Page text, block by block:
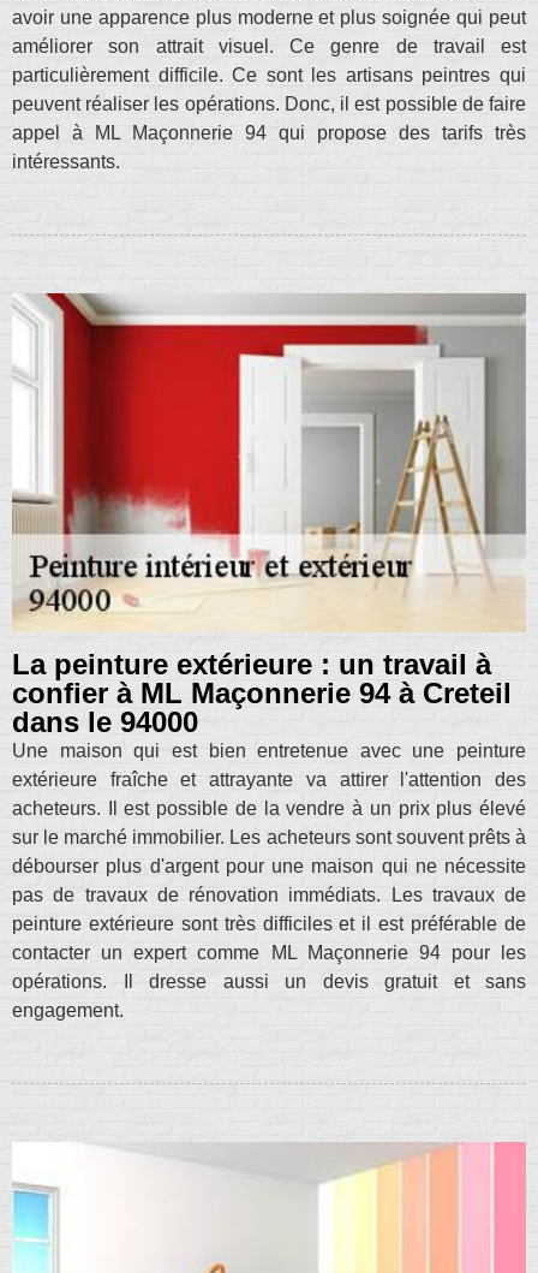
avoir une apparence plus moderne et plus soignée qui peut
améliorer son attrait visuel. Ce genre de travail est
particulièrement difficile. Ce sont les artisans peintres qui
peuvent réaliser les opérations. Donc, il est possible de faire
appel à ML Maçonnerie 94 qui propose des tarifs très
intéressants.
La peinture extérieure : un travail à
confier à ML Maçonnerie 94 à Creteil
dans le 94000
Une maison qui est bien entretenue avec une peinture
extérieure fraîche et attrayante va attirer l'attention des
acheteurs. Il est possible de la vendre à un prix plus élevé
sur le marché immobilier. Les acheteurs sont souvent prêts à
débourser plus d'argent pour une maison qui ne nécessite
pas de travaux de rénovation immédiats. Les travaux de
peinture extérieure sont très difficiles et il est préférable de
contacter un expert comme ML Maçonnerie 94 pour les
opérations. Il dresse aussi un devis gratuit et sans
engagement.